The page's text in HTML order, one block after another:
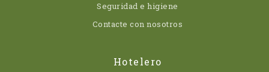
Seguridad e higiene
Contacte con nosotros
Hotelero